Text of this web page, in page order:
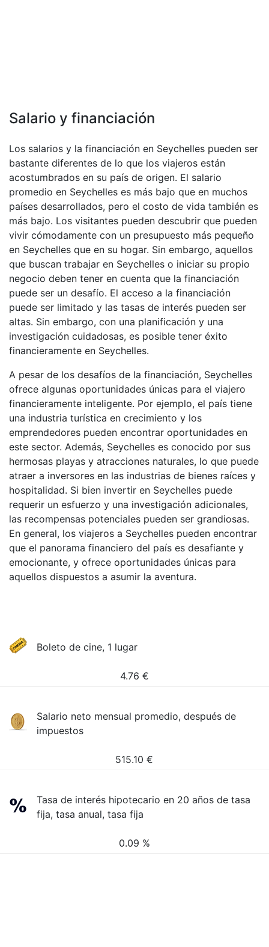
Salario y financiación
Los salarios y la financiación en Seychelles pueden ser
bastante diferentes de lo que los viajeros están
acostumbrados en su país de origen. El salario
promedio en Seychelles es más bajo que en muchos
países desarrollados, pero el costo de vida también es
más bajo. Los visitantes pueden descubrir que pueden
vivir cómodamente con un presupuesto más pequeño
en Seychelles que en su hogar. Sin embargo, aquellos
que buscan trabajar en Seychelles o iniciar su propio
negocio deben tener en cuenta que la financiación
puede ser un desafío. El acceso a la financiación
puede ser limitado y las tasas de interés pueden ser
altas. Sin embargo, con una planificación y una
investigación cuidadosas, es posible tener éxito
financieramente en Seychelles.
A pesar de los desafíos de la financiación, Seychelles
ofrece algunas oportunidades únicas para el viajero
financieramente inteligente. Por ejemplo, el país tiene
una industria turística en crecimiento y los
emprendedores pueden encontrar oportunidades en
este sector. Además, Seychelles es conocido por sus
hermosas playas y atracciones naturales, lo que puede
atraer a inversores en las industrias de bienes raíces y
hospitalidad. Si bien invertir en Seychelles puede
requerir un esfuerzo y una investigación adicionales,
las recompensas potenciales pueden ser grandiosas.
En general, los viajeros a Seychelles pueden encontrar
que el panorama financiero del país es desafiante y
emocionante, y ofrece oportunidades únicas para
aquellos dispuestos a asumir la aventura.
Boleto de cine, 1 lugar
4.76 €
Salario neto mensual promedio, después de
impuestos
515.10 €
Tasa de interés hipotecario en 20 años de tasa
fija, tasa anual, tasa fija
0.09 %